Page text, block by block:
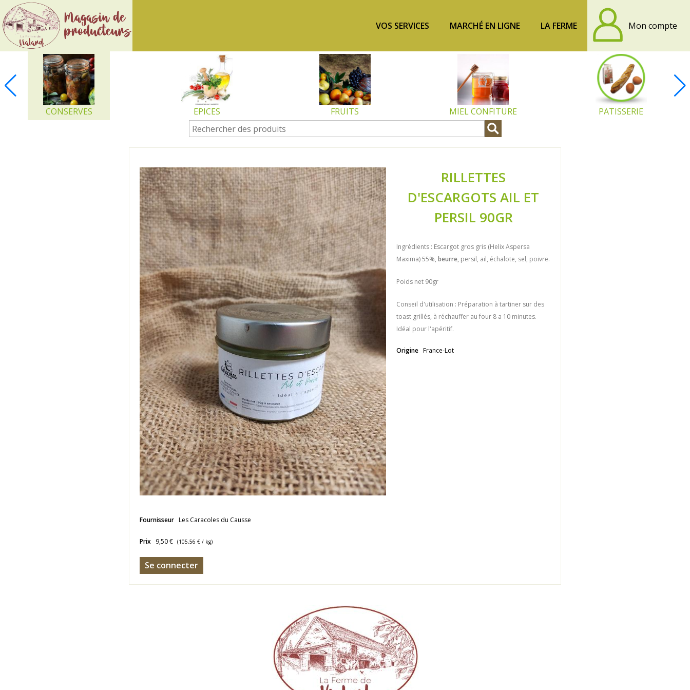
VOS SERVICES MARCHÉ EN LIGNE LA FERME Mon compte
CONSERVES EPICES FRUITS MIEL CONFITURE PATISSERIE
RILLETTES
D'ESCARGOTS AIL ET
PERSIL 90GR
Ingrédients : Escargot gros gris (Helix Aspersa
Maxima) 55%, beurre, persil, ail, échalote, sel, poivre.
Poids net 90gr
Conseil d'utilisation : Préparation à tartiner sur des
toast grillés, à réchauffer au four 8 a 10 minutes.
Idéal pour l'apéritif.
Origine France-Lot
Fournisseur Les Caracoles du Causse
Prix 9,50 € (105,56 € / kg)
Se connecter